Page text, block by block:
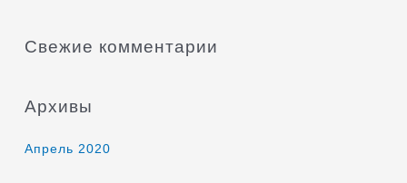
Свежие комментарии
Архивы
Апрель 2020